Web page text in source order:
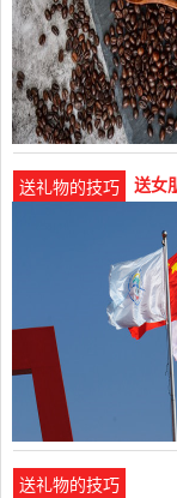
送礼物的技巧 送女
送礼物的技巧